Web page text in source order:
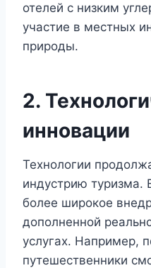
отелей с низким
участие в местных
природы.
2.
инновации
Технологии
индустрию
более широкое
дополненной
услугах. Например,
путешественники